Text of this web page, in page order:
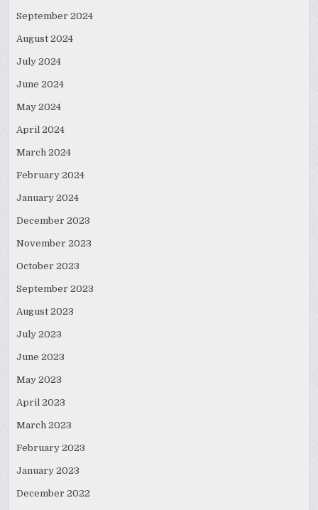
September 2024
August 2024
July 2024
June 2024
May 2024
April 2024
March 2024
February 2024
January 2024
December 2023
November 2023
October 2023
September 2023
August 2023
July 2023
June 2023
May 2023
April 2023
March 2023
February 2023
January 2023
December 2022